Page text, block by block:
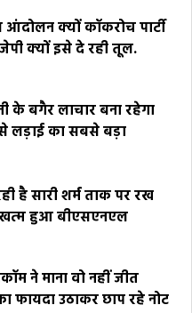
आंदोलन क्यों कॉकरोच पार्टी
क्यों इसे दे रही तूल.
के बगैर लाचार बना रहेगा
लड़ाई का सबसे बड़ा
है सारी शर्म ताक पर रख
हुआ बीएसएनएल
ने माना वो नहीं जीत
फायदा उठाकर छाप रहे नोट